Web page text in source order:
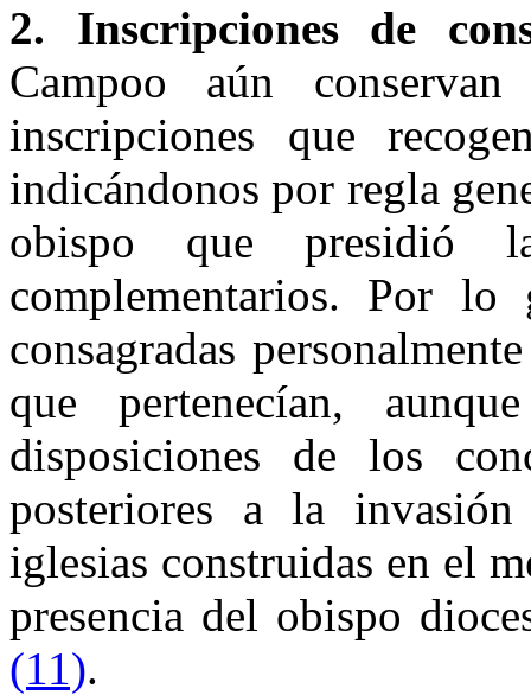
2. Inscripciones de
Campoo aún
inscripciones que
indicándonos por regla
obispo que presidió
complementarios. Por lo
consagradas
que pertenecían,
disposiciones de los
posteriores a la
iglesias construidas en el
presencia del obispo
(11).